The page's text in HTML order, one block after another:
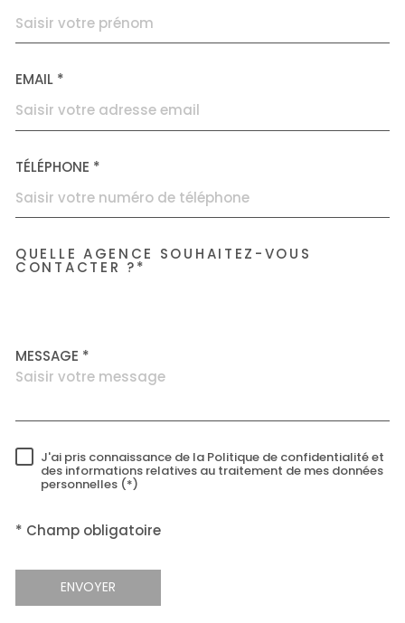
EMAIL *
TÉLÉPHONE *
QUELLE AGENCE SOUHAITEZ-VOUS
CONTACTER ?*
MESSAGE *
RÈGLEMENTATION
J'ai pris connaissance de la Politique de confidentialité et
des informations relatives au traitement de mes données
personnelles (*)
* Champ obligatoire
ENVOYER